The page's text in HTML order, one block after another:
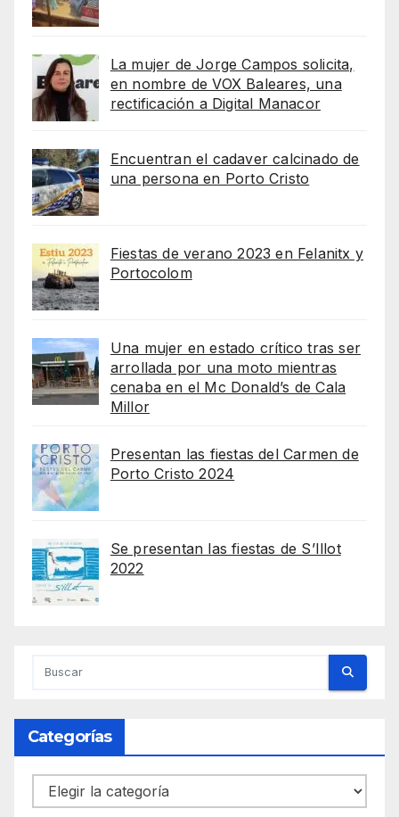
La mujer de Jorge Campos solicita,
en nombre de VOX Baleares, una
rectificación a Digital Manacor
Encuentran el cadaver calcinado de
una persona en Porto Cristo
Fiestas de verano 2023 en Felanitx y
Portocolom
Una mujer en estado crítico tras ser
arrollada por una moto mientras
cenaba en el Mc Donald’s de Cala
Millor
Presentan las fiestas del Carmen de
Porto Cristo 2024
Se presentan las fiestas de S’Illot
2022
Categorías
Categorías